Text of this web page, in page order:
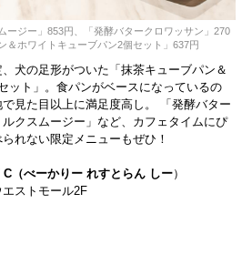
ージー」853円、「発酵バタークロワッサン」270
＆ホワイトキューブパン2個セット」637円
犬の足形がついた「抹茶キューブパン＆
ット」。食パンがベースになっているの
見た目以上に満足度高し。 「発酵バター
クスムージー」など、カフェタイムにぴ
れない限定メニューもぜひ！
（べーかりー れすとらん しー）
ストモール2F